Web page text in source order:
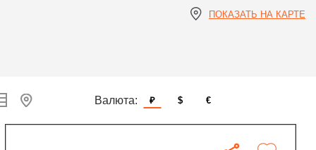
ПОКАЗАТЬ НА КАРТЕ
Валюта: ₽ $ €